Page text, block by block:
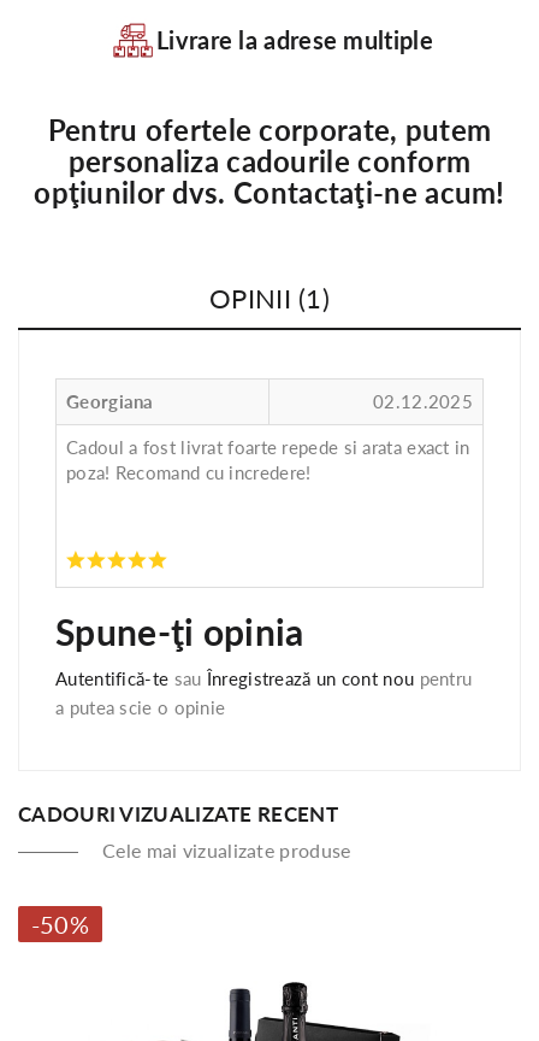
Livrare la adrese multiple
Pentru ofertele corporate, putem
personaliza cadourile conform
opţiunilor dvs. Contactaţi-ne acum!
OPINII (1)
Georgiana 02.12.2025
Cadoul a fost livrat foarte repede si arata exact in
poza! Recomand cu incredere!
Spune-ţi opinia
Autentifică-te sau Înregistrează un cont nou pentru
a putea scie o opinie
CADOURI VIZUALIZATE RECENT
Cele mai vizualizate produse
-50%